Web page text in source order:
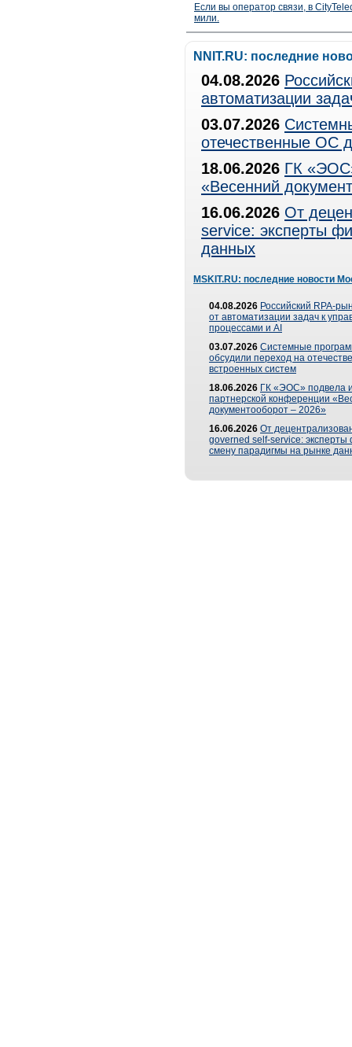
Если вы оператор связи, в
мили.
NNIT.RU: последние
04.08.2026
автоматизации
03.07.2026
отечественные ОС
18.06.2026 ГК
«Весенний
16.06.2026 От
service: эксперты
данных
MSKIT.RU: последние новости
04.08.2026 Российский RPA-
от автоматизации задач к
процессами и AI
03.07.2026 Системные
обсудили переход на
встроенных систем
18.06.2026 ГК «ЭОС» подвела
партнерской конференции
документооборот – 2026»
16.06.2026 От
governed self-service: эксперты
смену парадигмы на рынке